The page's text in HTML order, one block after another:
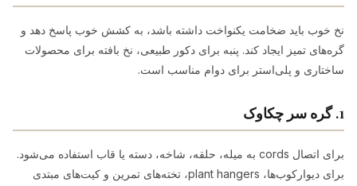
نخ خوب باید ضخامت یکنواخت داشته باشد، به کشش خوب پاسخ دهد و
گره‌های تمیز ایجاد کند. پنبه برای دکور طبیعی، نخ بافته برای محصولات
ساختاری و پلی‌استر برای دوام مناسب است.
1. گره سر چکاوک
برای اتصال cords به میله، حلقه، شاخه، دسته یا قاب استفاده می‌شود.
برای دیوارکوب‌ها، plant hangers، تخته‌های تمرین و کیت‌های مبتدی